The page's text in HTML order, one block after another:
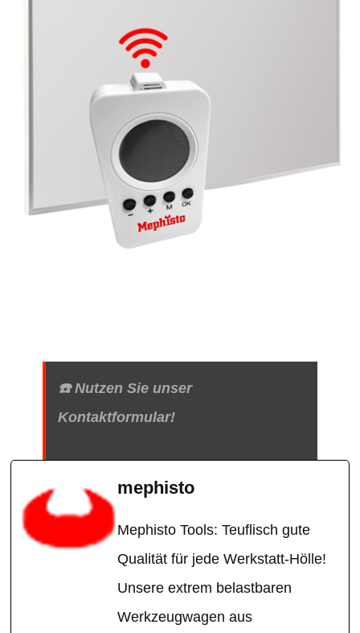
☎️ Nutzen Sie unser
Kontaktformular!
mephisto
Mephisto Tools: Teuflisch gute
Qualität für jede Werkstatt-Hölle!
Unsere extrem belastbaren
Werkzeugwagen aus